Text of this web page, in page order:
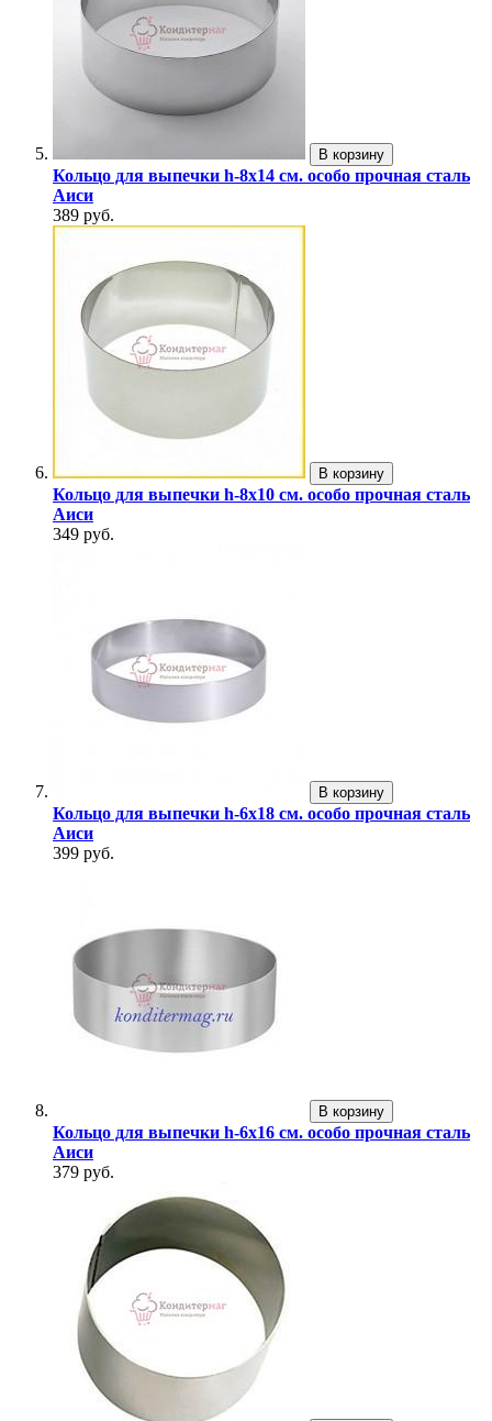
В корзину
Кольцо для выпечки h-8х14 см. особо прочная сталь
Аиси
389 руб.
В корзину
Кольцо для выпечки h-8х10 см. особо прочная сталь
Аиси
349 руб.
В корзину
Кольцо для выпечки h-6х18 см. особо прочная сталь
Аиси
399 руб.
В корзину
Кольцо для выпечки h-6х16 см. особо прочная сталь
Аиси
379 руб.